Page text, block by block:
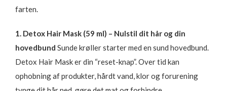
farten.
1. Detox Hair Mask (59 ml) – Nulstil dit hår og din
hovedbund Sunde krøller starter med en sund hovedbund.
Detox Hair Mask er din “reset-knap”. Over tid kan
ophobning af produkter, hårdt vand, klor og forurening